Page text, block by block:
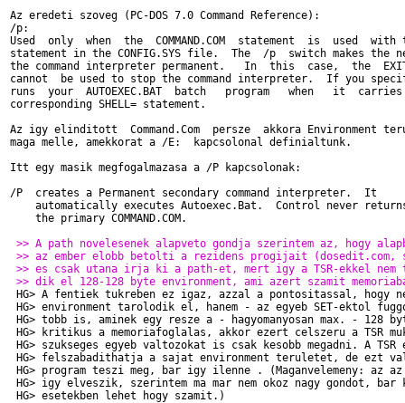
Az eredeti szoveg (PC-DOS 7.0 Command Reference):
/p:
Used  only  when  the  COMMAND.COM  statement  is  used  with
statement in the CONFIG.SYS file.  The  /p  switch makes the
the command interpreter permanent.   In  this  case,  the  EXIT
cannot  be used to stop the command interpreter.  If you
runs  your  AUTOEXEC.BAT  batch   program   when   it
corresponding SHELL= statement.
Az igy elinditott  Command.Com  persze  akkora Environment
maga melle, amekkorat a /E:  kapcsolonal definialtunk.
Itt egy masik megfogalmazasa a /P kapcsolonak:
/P  creates a Permanent secondary command interpreter.  It
automatically executes Autoexec.Bat.  Control never
    the primary COMMAND.COM.
>> A path novelesenek alapveto gondja szerintem az, hogy
>> az ember elobb betolti a rezidens progijait (dosedit.com,
>> es csak utana irja ki a path-et, mert igy a TSR-ekkel nem
>> dik el 128-128 byte environment, ami azert szamit
HG> A fentiek tukreben ez igaz, azzal a pontositassal, hogy
HG> environment tarolodik el, hanem - az egyeb SET-ektol
HG> tobb is, aminek egy resze a - hagyomanyosan max. - 128
HG> kritikus a memoriafoglalas, akkor ezert celszeru a TSR
HG> szukseges egyeb valtozokat is csak kesobb megadni. A TSR
HG> felszabadithatja a sajat environment teruletet, de ezt
HG> program teszi meg, bar igy ilenne . (Maganvelemeny: az
HG> igy elveszik, szerintem ma mar nem okoz nagy gondot,
HG> esetekben lehet hogy szamit.)